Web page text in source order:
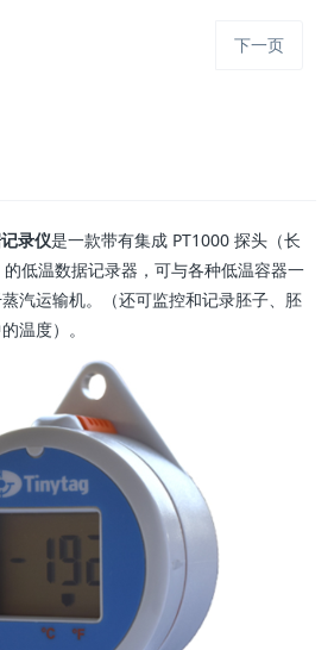
下一页
录仪是一款带有集成 PT1000 探头（长
低温数据记录器，可与各种低温容器一
汽运输机。（还可监控和记录胚子、胚
温度）。